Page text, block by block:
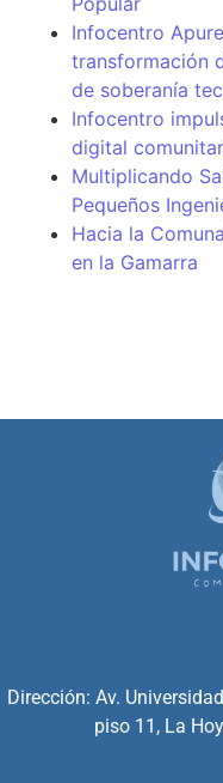
Infocentro
transformación
de soberanía
Infocentro
digital
Multiplicando
Pequeños
Hacia la
en la Gamarra
Dirección: Av.
piso 11, La